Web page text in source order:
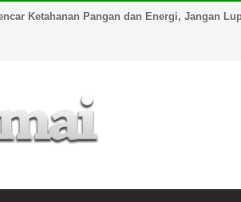
Ketahanan Pangan dan Energi, Jangan